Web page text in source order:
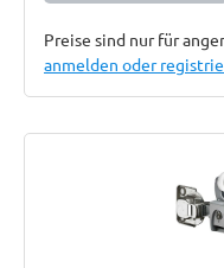
Preise sind nur für
anmelden oder